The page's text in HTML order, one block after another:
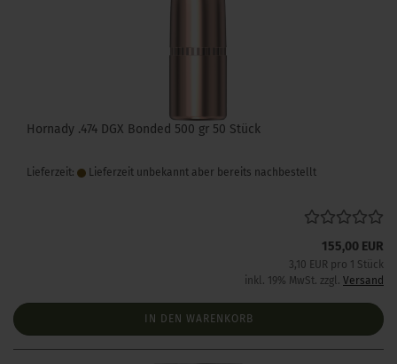
Hornady .474 DGX Bonded 500 gr 50 Stück
Lieferzeit: Lieferzeit unbekannt aber bereits nachbestellt
155,00 EUR
3,10 EUR pro 1 Stück
inkl. 19% MwSt. zzgl. Versand
IN DEN WARENKORB